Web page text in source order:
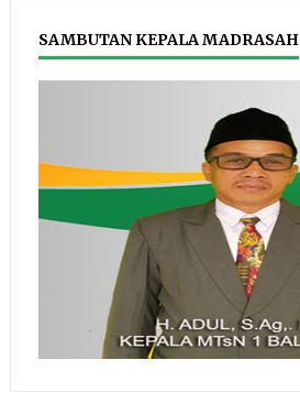
SAMBUTAN KEPALA MADRASAH